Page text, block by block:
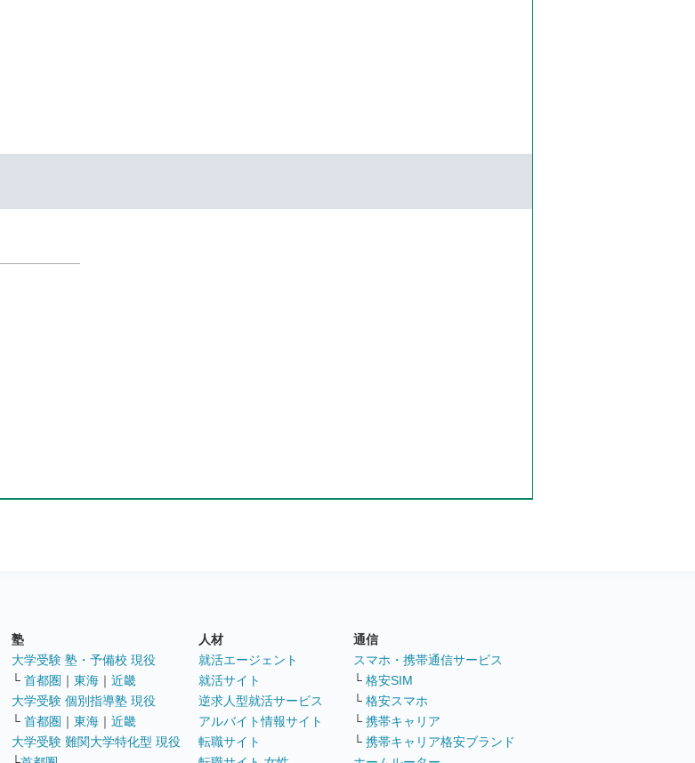
塾
大学受験 塾・予備校 現役
└ 首都圏 ｜ 東海 ｜ 近畿
大学受験 個別指導塾 現役
└ 首都圏 ｜ 東海 ｜ 近畿
大学受験 難関大学特化型 現役
人材
就活エージェント
就活サイト
逆求人型就活サービス
アルバイト情報サイト
転職サイト
通信
スマホ・携帯通信サービス
└ 格安SIM
└ 格安スマホ
└ 携帯キャリア
└ 携帯キャリア格安ブランド